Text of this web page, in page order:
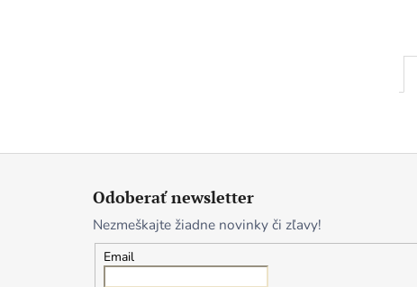
Odoberať newsletter
Nezmeškajte žiadne novinky či zľavy!
Email